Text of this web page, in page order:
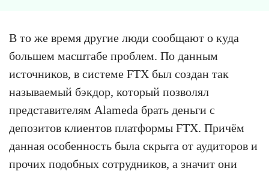
В то же время другие люди сообщают о куда
большем масштабе проблем. По данным
источников, в системе FTX был создан так
называемый бэкдор, который позволял
представителям Alameda брать деньги с
депозитов клиентов платформы FTX. Причём
данная особенность была скрыта от аудиторов и
прочих подобных сотрудников, а значит они